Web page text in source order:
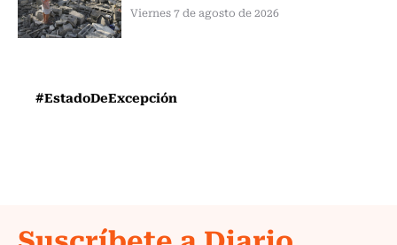
Viernes 7 de agosto de 2026
#EstadoDeExcepción